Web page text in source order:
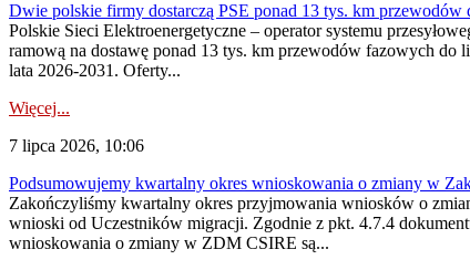
Dwie polskie firmy dostarczą PSE ponad 13 tys. km
Polskie Sieci Elektroenergetyczne – operator systemu
ramową na dostawę ponad 13 tys. km przewodów fazowych do
lata 2026-2031. Oferty...
Więcej...
7 lipca 2026, 10:06
Podsumowujemy kwartalny okres wnioskowania o zmiany w
Zakończyliśmy kwartalny okres przyjmowania wniosków o
wnioski od Uczestników migracji. Zgodnie z pkt. 4.7.4
wnioskowania o zmiany w ZDM CSIRE są...